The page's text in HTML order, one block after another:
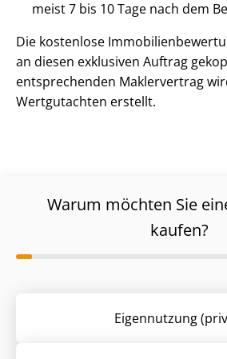
meist 7 bis 10 Tage nach dem
Die kostenlose
an diesen exklusiven Auftrag
entsprechenden Maklervertrag
Wertgutachten erstellt.
Warum möchten Sie
kaufen?
Eigennutzung